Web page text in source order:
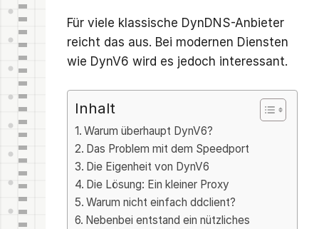
Für viele klassische DynDNS-Anbieter
reicht das aus. Bei modernen Diensten
wie DynV6 wird es jedoch interessant.
Inhalt
Warum überhaupt DynV6?
Das Problem mit dem Speedport
Die Eigenheit von DynV6
Die Lösung: Ein kleiner Proxy
Warum nicht einfach ddclient?
Nebenbei entstand ein nützliches